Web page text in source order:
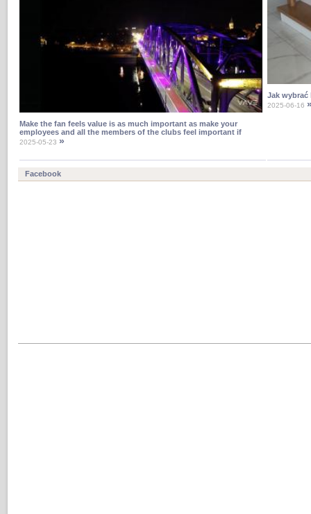
Make the fan feels value is as much important as make your
employees and all the members of the clubs feel important if
2025-05-23 »
Jak
2025-06-16 »
Facebook